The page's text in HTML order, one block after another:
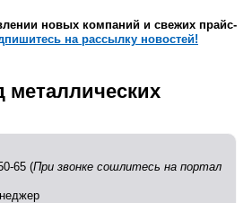
новых компаний и свежих прайс-
на рассылку новостей!
металлических
65 (При звонке сошлитесь на портал